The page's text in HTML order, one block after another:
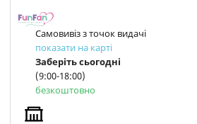
Самовивіз з точок видачі
показати на карті
Заберіть сьогодні
(9:00-18:00)
безкоштовно